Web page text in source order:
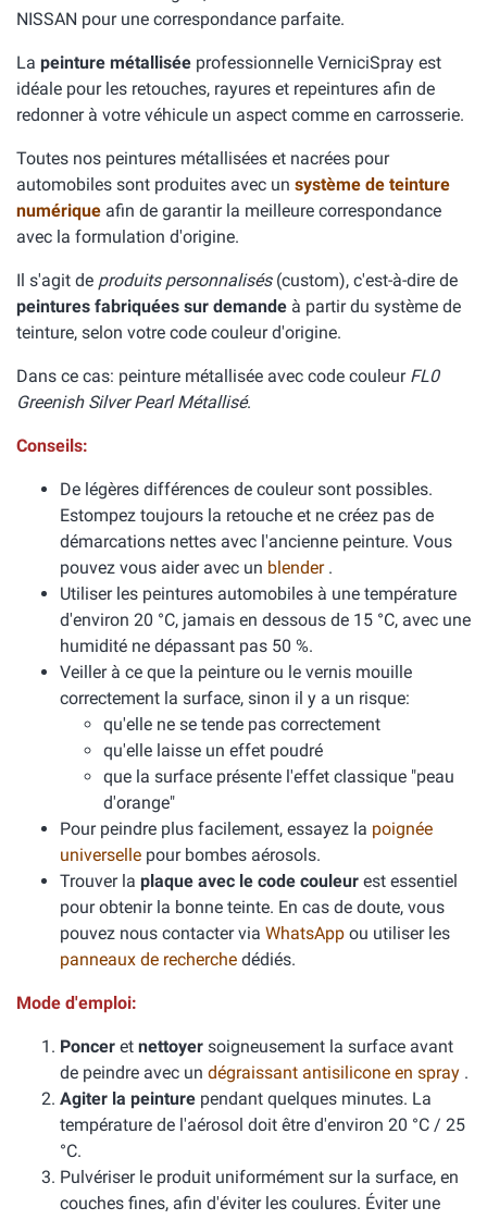
NISSAN pour une correspondance parfaite.
La peinture métallisée professionnelle VerniciSpray est
idéale pour les retouches, rayures et repeintures afin de
redonner à votre véhicule un aspect comme en carrosserie.
Toutes nos peintures métallisées et nacrées pour
automobiles sont produites avec un système de teinture
numérique afin de garantir la meilleure correspondance
avec la formulation d'origine.
Il s'agit de produits personnalisés(custom), c'est-à-dire de
peintures fabriquées sur demande à partir du système de
teinture, selon votre code couleur d'origine.
Dans ce cas: peinture métallisée avec code couleur FL0
Greenish Silver Pearl Métallisé.
Conseils:
De légères différences de couleur sont possibles.
Estompez toujours la retouche et ne créez pas de
démarcations nettes avec l'ancienne peinture. Vous
pouvez vous aider avec un blender .
Utiliser les peintures automobiles à une température
d'environ 20 °C, jamais en dessous de 15 °C, avec une
humidité ne dépassant pas 50 %.
Veiller à ce que la peinture ou le vernis mouille
correctement la surface, sinon il y a un risque:
qu'elle ne se tende pas correctement
qu'elle laisse un effet poudré
que la surface présente l'effet classique "peau
d'orange"
Pour peindre plus facilement, essayez la poignée
universelle pour bombes aérosols.
Trouver la plaque avec le code couleur est essentiel
pour obtenir la bonne teinte. En cas de doute, vous
pouvez nous contacter via WhatsApp ou utiliser les
panneaux de recherche dédiés.
Mode d'emploi:
Poncer et nettoyer soigneusement la surface avant
de peindre avec un dégraissant antisilicone en spray .
Agiter la peinture pendant quelques minutes. La
température de l'aérosol doit être d'environ 20 °C / 25
°C.
Pulvériser le produit uniformément sur la surface, en
couches fines, afin d'éviter les coulures. Éviter une